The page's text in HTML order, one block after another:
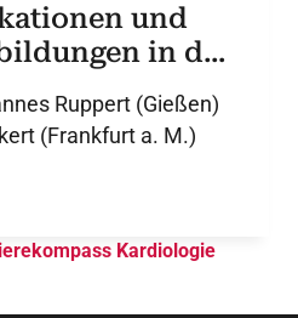
und
in der
Ruppert (Gießen)
(Frankfurt a. M.)
Kardiologie